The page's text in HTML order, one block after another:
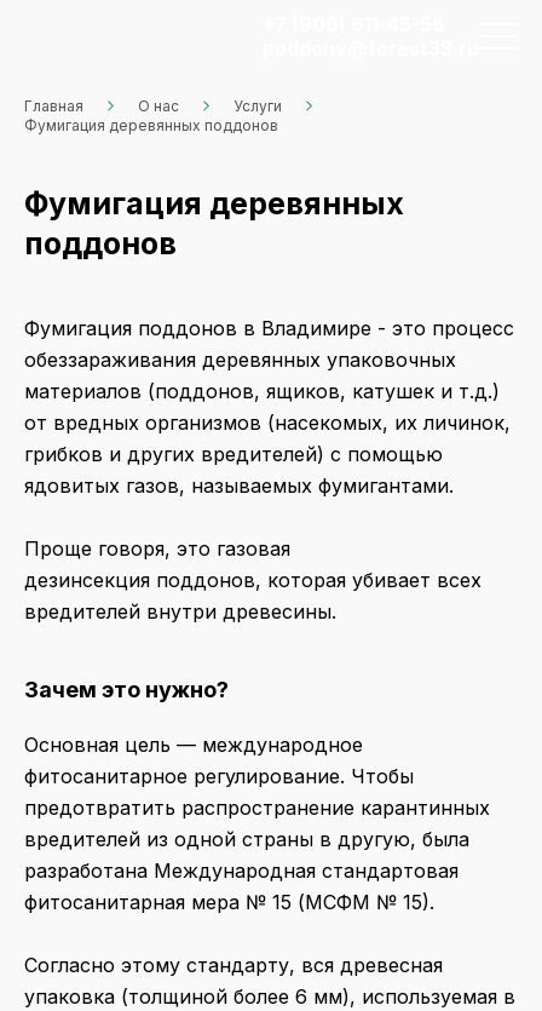
Главная О нас
Услуги
Фумигация деревянных поддонов
Фумигация деревянных
поддонов
Фумигация поддонов в Владимире - это процесс
обеззараживания деревянных упаковочных
материалов (поддонов, ящиков, катушек и т.д.)
от вредных организмов (насекомых, их личинок,
грибков и других вредителей) с помощью
ядовитых газов, называемых фумигантами.
Проще говоря, это газовая
дезинсекция поддонов, которая убивает всех
вредителей внутри древесины.
Зачем это нужно?
Основная цель — международное
фитосанитарное регулирование. Чтобы
предотвратить распространение карантинных
вредителей из одной страны в другую, была
разработана Международная стандартовая
фитосанитарная мера № 15 (МСФМ № 15).
Согласно этому стандарту, вся древесная
упаковка (толщиной более 6 мм), используемая в